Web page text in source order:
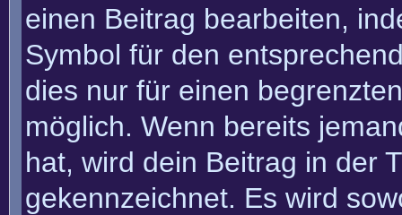
einen Beitrag bearbeiten,
Symbol für den
dies nur für einen
möglich. Wenn bereits
hat, wird dein Beitrag in der
gekennzeichnet. Es wird